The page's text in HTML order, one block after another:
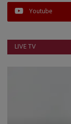
Youtube
LIVE TV